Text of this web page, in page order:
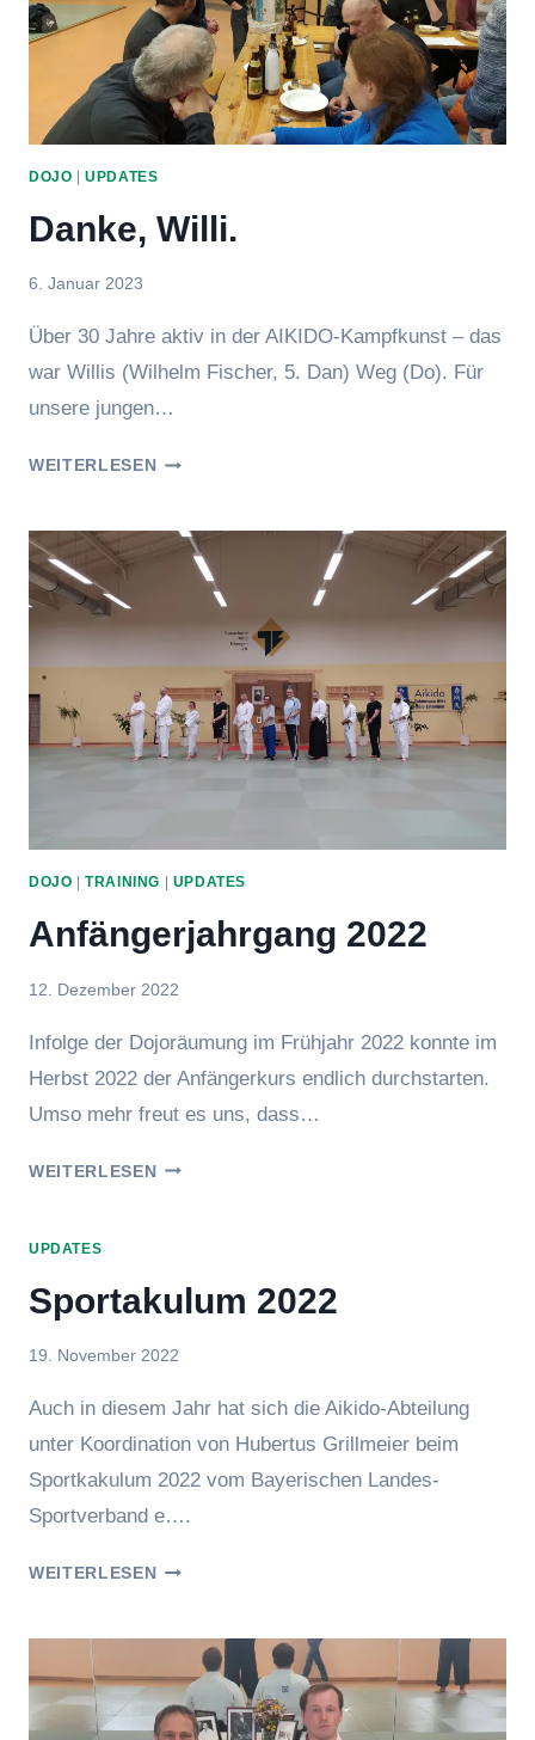
DOJO |UPDATES
Danke, Willi.
Von
6. Januar 2023
Über 30 Jahre aktiv in der AIKIDO-Kampfkunst – das
war Willis (Wilhelm Fischer, 5. Dan) Weg (Do). Für
unsere jungen…
WEITERLESENDANKE,
DOJO |TRAINING UPDATES
Anfängerjahrgang 2022
Von
12. Dezember 2022
Infolge der Dojoräumung im Frühjahr 2022 konnte im
Herbst 2022 der Anfängerkurs endlich durchstarten.
Umso mehr freut es uns, dass…
WEITERLESENANFÄNGERJAHRGANG
UPDATES
Sportakulum 2022
Von
19. November 2022
Auch in diesem Jahr hat sich die Aikido-Abteilung
unter Koordination von Hubertus Grillmeier beim
Sportkakulum 2022 vom Bayerischen Landes-
Sportverband e….
WEITERLESENSPORTAKULUM